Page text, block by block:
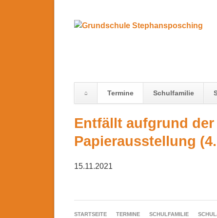
Termine Schulfamilie
überspringen
Entfällt aufgrund
Papierausstellung
15.11.2021
NAVIGATION
STARTSEITE TERMINE SCHULFAMILIE